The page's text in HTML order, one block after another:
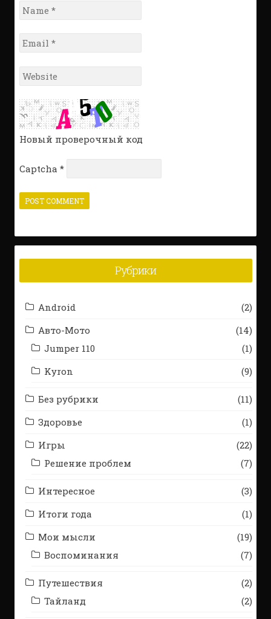
Name
*
Email
*
Website
*
Новый проверочный код
Captcha *
Рубрики
Android
(2)
Авто-Мото
(14)
Jumper 110
(1)
Kyron
(9)
Без рубрики
(11)
Здоровье
(1)
Игры
(22)
Решение проблем
(7)
Интересное
(3)
Итоги года
(1)
Мои мысли
(19)
Воспоминания
(7)
Путешествия
(2)
Тайланд
(2)